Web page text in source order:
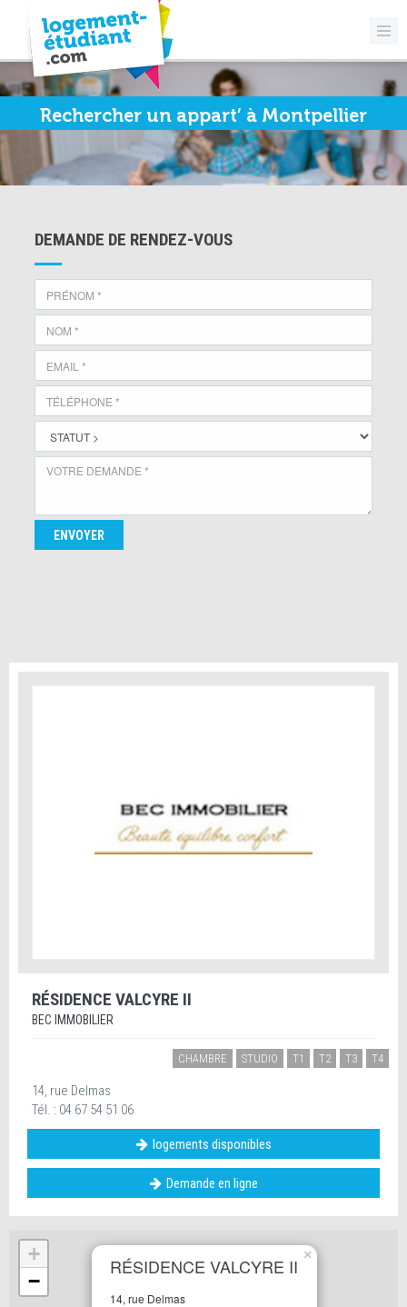
Rechercher un appart’ à Montpellier
DEMANDE DE RENDEZ-VOUS
ENVOYER
RÉSIDENCE VALCYRE II
BEC IMMOBILIER
CHAMBRE STUDIO T1 T2 T3 T4
14, rue Delmas
Tél. : 04 67 54 51 06
logements disponibles
Demande en ligne
RÉSIDENCE VALCYRE II
14, rue Delmas
×
+
−